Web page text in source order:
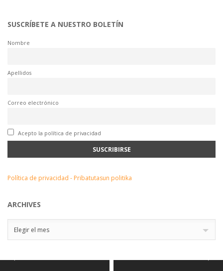
SUSCRÍBETE A NUESTRO BOLETÍN
Nombre
Apellidos
Correo electrónico
Acepto la política de privacidad
Política de privacidad - Pribatutasun politika
ARCHIVES
Elegir el mes